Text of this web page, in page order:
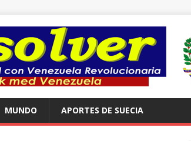
MUNDO APORTES DE SUECIA